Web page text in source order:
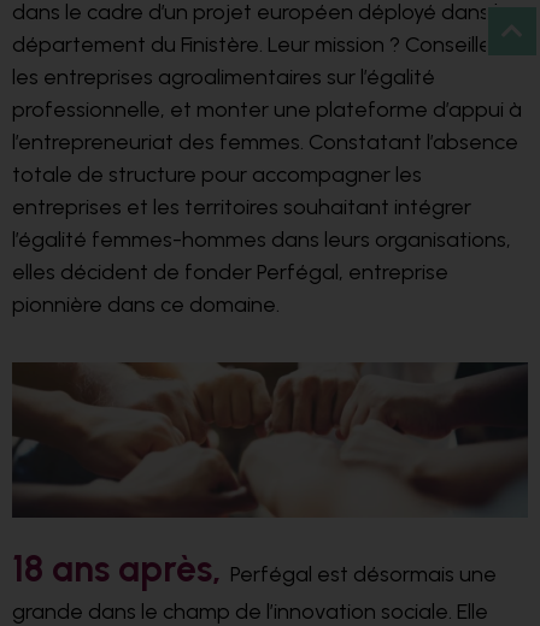
dans le cadre d’un projet européen déployé dans le
département du Finistère. Leur mission ? Conseiller
les entreprises agroalimentaires sur l’égalité
professionnelle, et monter une plateforme d’appui à
l’entrepreneuriat des femmes. Constatant l’absence
totale de structure pour accompagner les
entreprises et les territoires souhaitant intégrer
l’égalité femmes-hommes dans leurs organisations,
elles décident de fonder Perfégal, entreprise
pionnière dans ce domaine.
18 ans après, Perfégal est désormais une
grande dans le champ de l’innovation sociale. Elle